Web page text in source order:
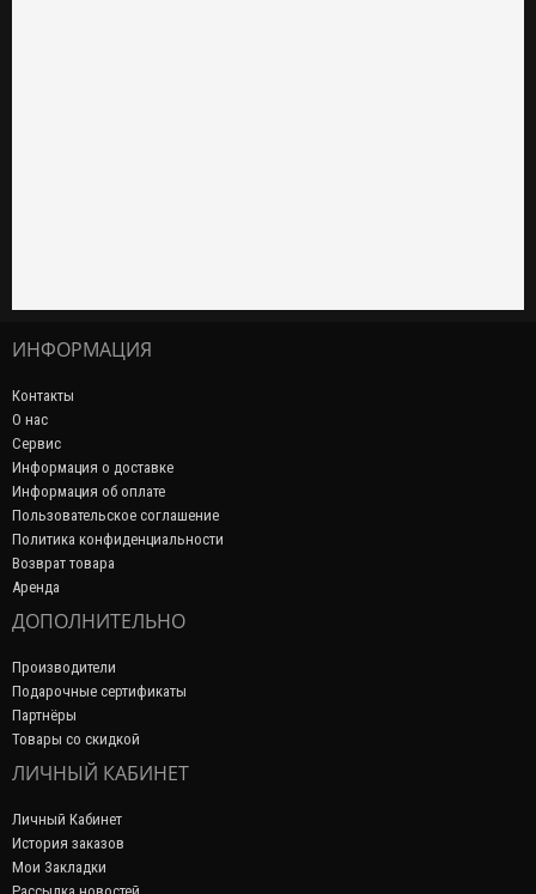
ИНФОРМАЦИЯ
Контакты
О нас
Сервис
Информация о доставке
Информация об оплате
Пользовательское соглашение
Политика конфиденциальности
Возврат товара
Аренда
ДОПОЛНИТЕЛЬНО
Производители
Подарочные сертификаты
Партнёры
Товары со скидкой
ЛИЧНЫЙ КАБИНЕТ
Личный Кабинет
История заказов
Мои Закладки